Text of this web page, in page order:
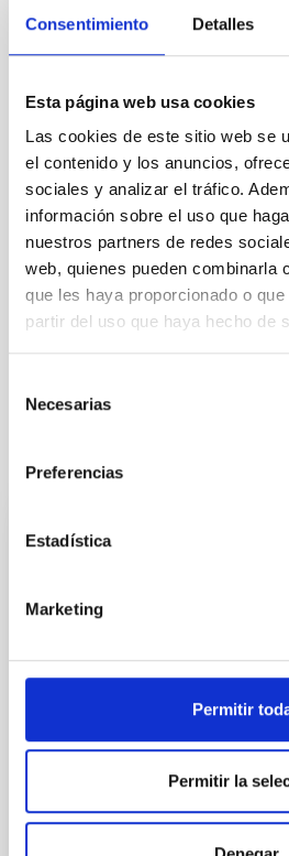
Consentimiento Detalles
Esta página web usa cookies
Las cookies de este sitio web se
el contenido y los anuncios,
sociales y analizar el tráfico.
información sobre el uso que
nuestros partners de redes
web, quienes pueden combinarla
que les haya proporcionado o
partir del uso que haya hecho de
Necesarias
Preferencias
Estadística
Marketing
Permitir
Permitir la
RESOLVED
PROFESSIONAL PROFILE
REQUIRED DEGREE
HIGHER NATIONAL DIPLOMA
SHORT CYCLE)
PROMOTION
NO
PS-2022-092 BASES
ANEXO III SOLICITUD
It may interest you
PERMANENT (OPEN TO PUBLIC)
Especialidad Mecánica-
Se convoca proceso selectivo
personal laboral fijo, de un
al Convenio y que tendrá, entre
funciones: Realización de
mecánica, ajuste y montaje de
empleando máquinas